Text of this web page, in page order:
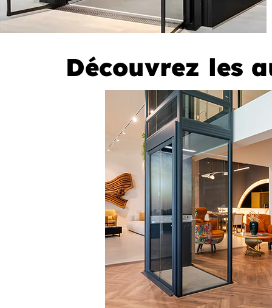
Découvrez les